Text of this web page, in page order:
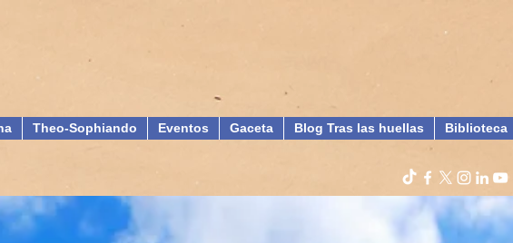
Theo-Sophiando Eventos Gaceta Blog Tras las huellas Biblioteca